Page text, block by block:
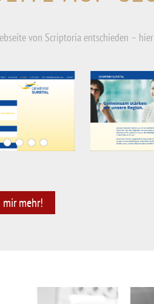
von Scriptoria entschieden –
mir mehr!